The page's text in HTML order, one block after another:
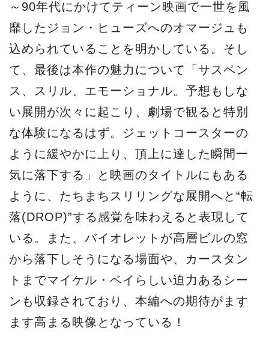
～90年代にかけてティーン映画で一世を風
靡したジョン・ヒューズへのオマージュも
込められていることを明かしている。そし
て、最後は本作の魅力について「サスペン
ス、スリル、エモーショナル。予想もしな
い展開が次々に起こり、劇場で観ると特別
な体験になるはず。ジェットコースターの
ように緩やかに上り、頂上に達した瞬間一
気に落下する」と映画のタイトルにもある
ように、たちまちスリリングな展開へと“転
落(DROP)”する感覚を味わえると表現して
いる。また、バイオレットが高層ビルの窓
から落下しそうになる場面や、カースタン
トまでマイケル・ベイらしい迫力あるシー
ンも収録されており、本編への期待がます
ます高まる映像となっている！